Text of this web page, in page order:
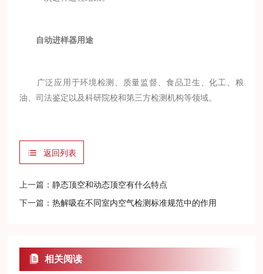
自动进样器用途
广泛应用于环境检测、质量监督、食品卫生、化工、粮
油、司法鉴定以及科研院校和第三方检测机构等领域。
返回列表
上一篇：静态顶空和动态顶空有什么特点
下一篇：热解吸在不同室内空气检测标准规范中的作用
相关阅读